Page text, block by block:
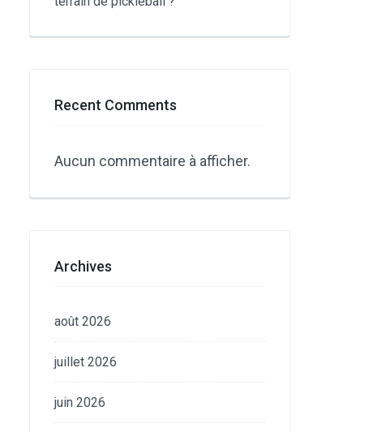
Recent Comments
Aucun commentaire à afficher.
Archives
août 2026
juillet 2026
juin 2026